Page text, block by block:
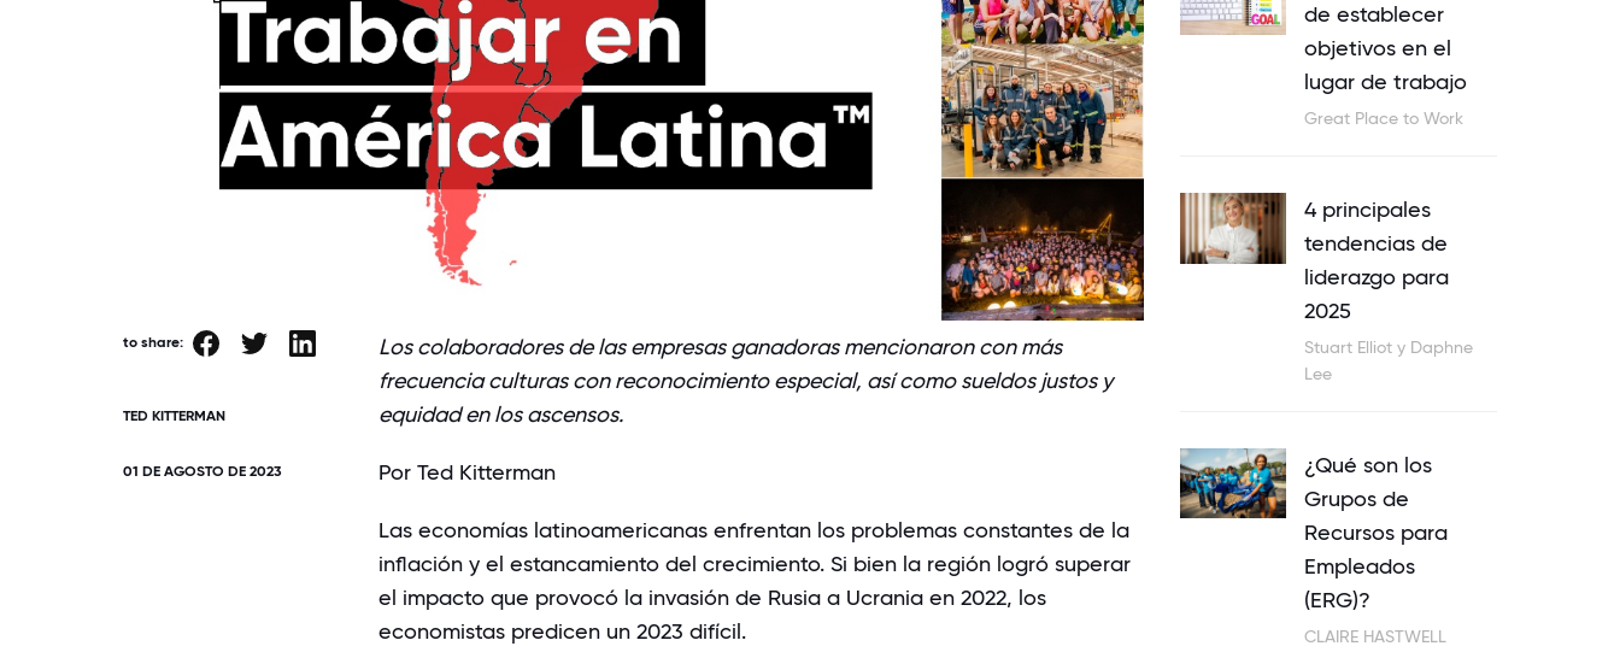
to share:
TED KITTERMAN
01 DE AGOSTO DE 2023
Los colaboradores de las empresas ganadoras mencionaron con más
frecuencia culturas con reconocimiento especial, así como sueldos justos y
equidad en los ascensos.
Por Ted Kitterman
Las economías latinoamericanas enfrentan los problemas constantes de la
inflación y el estancamiento del crecimiento. Si bien la región logró superar
el impacto que provocó la invasión de Rusia a Ucrania en 2022, los
economistas predicen un 2023 difícil.
de establecer
objetivos en el
lugar de trabajo
Great Place to Work
4 principales
tendencias de
liderazgo para
2025
Stuart Elliot y Daphne
Lee
¿Qué son los
Grupos de
Recursos para
Empleados
(ERG)?
CLAIRE HASTWELL